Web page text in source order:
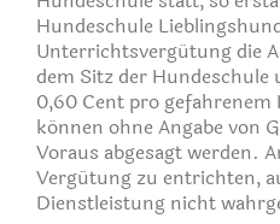
Hundeschule
Unterrichtsvergütung die
dem Sitz der
0,60 Cent pro
können ohne Angabe von
Voraus abgesagt werden.
Vergütung zu entrichten,
Dienstleistung nicht